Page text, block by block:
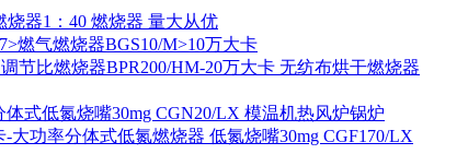
器1：40 燃烧器 量大从优
燃气燃烧器BGS10/M>10万大卡
节比燃烧器BPR200/HM-20万大卡 无纺布烘干燃烧器
体式低氮烧嘴30mg CGN20/LX 模温机热风炉锅炉
-大功率分体式低氮燃烧器 低氮烧嘴30mg CGF170/LX